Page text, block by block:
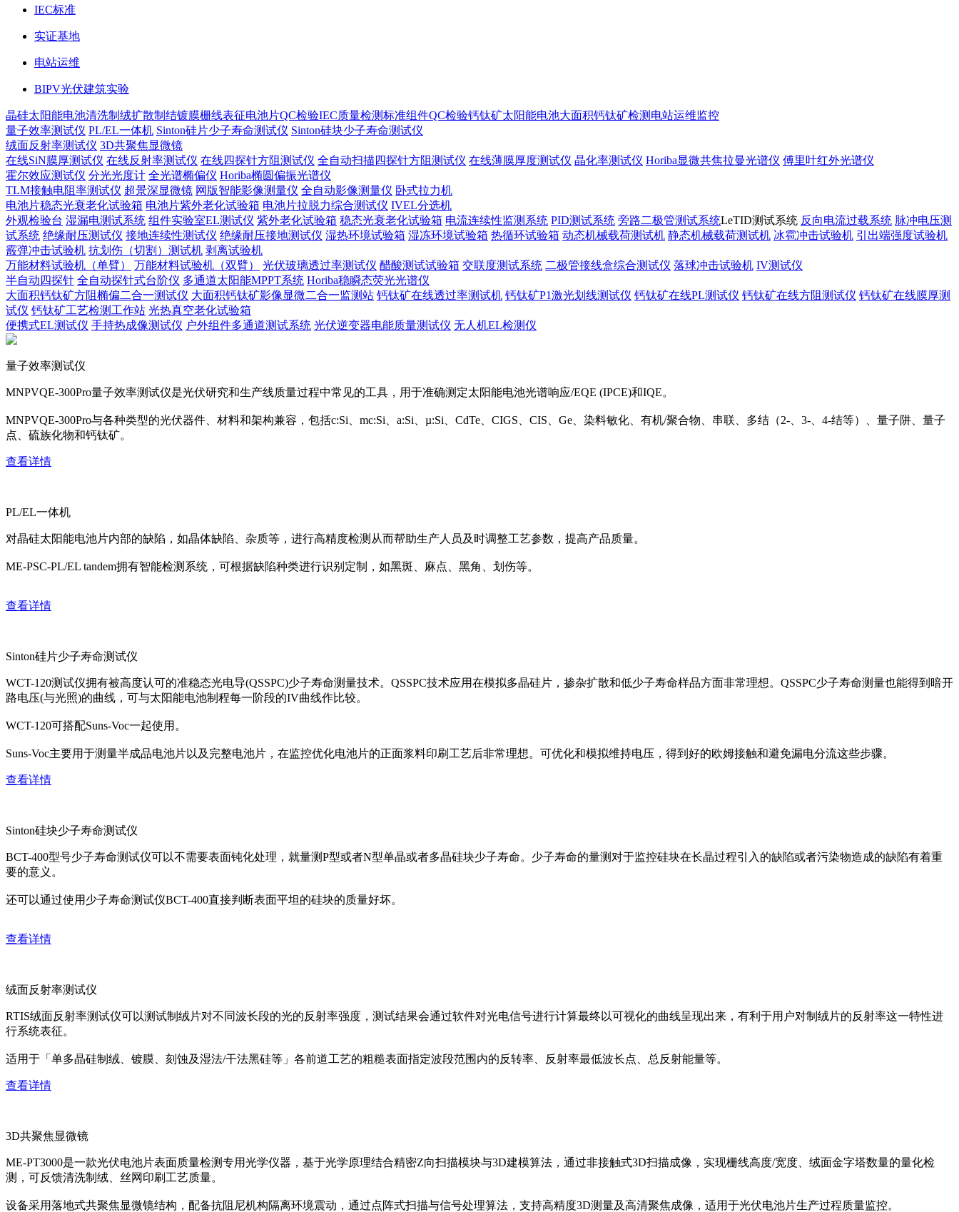
IEC标准
实证基地
电站运维
BIPV光伏建筑实验
晶硅太阳能电池清洗制绒扩散制结镀膜栅线表征电池片QC检验IEC质量检测标准组件QC检验钙钛矿太阳能电池大面积钙钛矿检测 电站运维监控
量子效率测试仪 PL/EL一体机 Sinton硅片少子寿命测试仪 Sinton硅块少子寿命测试仪
绒面反射率测试仪 3D共聚焦显微镜
在线SiN膜厚测试仪 在线反射率测试仪 在线四探针方阻测试仪 全自动扫描四探针方阻测试仪 在线薄膜厚度测试仪 晶化率测试仪 Horiba显微共焦拉曼光谱仪 傅里叶红外光谱仪
霍尔效应测试仪 分光光度计 全光谱椭偏仪 Horiba椭圆偏振光谱仪
TLM接触电阻率测试仪 超景深显微镜 网版智能影像测量仪 全自动影像测量仪 卧式拉力机
电池片稳态光衰老化试验箱 电池片紫外老化试验箱 电池片拉脱力综合测试仪 IVEL分选机
外观检验台 湿漏电测试系统 组件实验室EL测试仪 紫外老化试验箱 稳态光衰老化试验箱 电流连续性监测系统 PID测试系统 旁路二极管测试系统LeTID测试系统 反向电流过载系统 脉冲电压测
试系统 绝缘耐压测试仪 接地连续性测试仪 绝缘耐压接地测试仪 湿热环境试验箱 湿冻环境试验箱 热循环试验箱 动态机械载荷测试机 静态机械载荷测试机 冰雹冲击试验机 引出端强度试验机
霰弹冲击试验机 抗划伤（切割）测试机 剥离试验机
万能材料试验机（单臂）
万能材料试验机（双臂） 光伏玻璃透过率测试仪 醋酸测试试验箱 交联度测试系统 二极管接线盒综合测试仪 落球冲击试验机 IV测试仪
半自动四探针 全自动探针式台阶仪 多通道太阳能MPPT系统 Horiba稳瞬态荧光光谱仪
大面积钙钛矿方阻椭偏二合一测试仪 大面积钙钛矿影像显微二合一监测站 钙钛矿在线透过率测试机 钙钛矿P1激光划线测试仪 钙钛矿在线PL测试仪 钙钛矿在线方阻测试仪 钙钛矿在线膜厚测
试仪 钙钛矿工艺检测工作站 光热真空老化试验箱
便携式EL测试仪 手持热成像测试仪 户外组件多通道测试系统 光伏逆变器电能质量测试仪 无人机EL检测仪
量子效率测试仪
MNPVQE-300Pro量子效率测试仪是光伏研究和生产线质量过程中常见的工具，用于准确测定太阳能电池光谱响应/EQE (IPCE)和IQE。
MNPVQE-300Pro与各种类型的光伏器件、材料和架构兼容，包括c:Si、mc:Si、a:Si、µ:Si、CdTe、CIGS、CIS、Ge、染料敏化、有机/聚合物、串联、多结（2-、3-、4-结等）、量子阱、量子
点、硫族化物和钙钛矿。
查看详情
PL/EL一体机
对晶硅太阳能电池片内部的缺陷，如晶体缺陷、杂质等，进行高精度检测从而帮助生产人员及时调整工艺参数，提高产品质量。
ME-PSC-PL/EL tandem拥有智能检测系统，可根据缺陷种类进行识别定制，如黑斑、麻点、黑角、划伤等。
查看详情
Sinton硅片少子寿命测试仪
WCT-120测试仪拥有被高度认可的准稳态光电导(QSSPC)少子寿命测量技术。QSSPC技术应用在模拟多晶硅片，掺杂扩散和低少子寿命样品方面非常理想。QSSPC少子寿命测量也能得到暗开
路电压(与光照)的曲线，可与太阳能电池制程每一阶段的IV曲线作比较。
WCT-120可搭配Suns-Voc一起使用。
Suns-Voc主要用于测量半成品电池片以及完整电池片，在监控优化电池片的正面浆料印刷工艺后非常理想。可优化和模拟维持电压，得到好的欧姆接触和避免漏电分流这些步骤。
查看详情
Sinton硅块少子寿命测试仪
BCT-400型号少子寿命测试仪可以不需要表面钝化处理，就量测P型或者N型单晶或者多晶硅块少子寿命。少子寿命的量测对于监控硅块在长晶过程引入的缺陷或者污染物造成的缺陷有着重
要的意义。
还可以通过使用少子寿命测试仪BCT-400直接判断表面平坦的硅块的质量好坏。
查看详情
绒面反射率测试仪
RTIS绒面反射率测试仪可以测试制绒片对不同波长段的光的反射率强度，测试结果会通过软件对光电信号进行计算最终以可视化的曲线呈现出来，有利于用户对制绒片的反射率这一特性进
行系统表征。
适用于「单多晶硅制绒、镀膜、刻蚀及湿法/干法黑硅等」各前道工艺的粗糙表面指定波段范围内的反转率、反射率最低波长点、总反射能量等。
查看详情
3D共聚焦显微镜
ME-PT3000是一款光伏电池片表面质量检测专用光学仪器，基于光学原理结合精密Z向扫描模块与3D建模算法，通过非接触式3D扫描成像，实现栅线高度/宽度、绒面金字塔数量的量化检
测，可反馈清洗制绒、丝网印刷工艺质量。
设备采用落地式共聚焦显微镜结构，配备抗阻尼机构隔离环境震动，通过点阵式扫描与信号处理算法，支持高精度3D测量及高清聚焦成像，适用于光伏电池片生产过程质量监控。